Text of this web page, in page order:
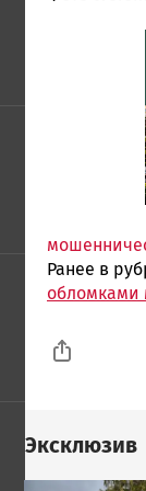
Ранее в
обломками
Эксклюзив